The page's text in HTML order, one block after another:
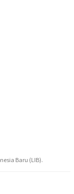
Baru (LIB).